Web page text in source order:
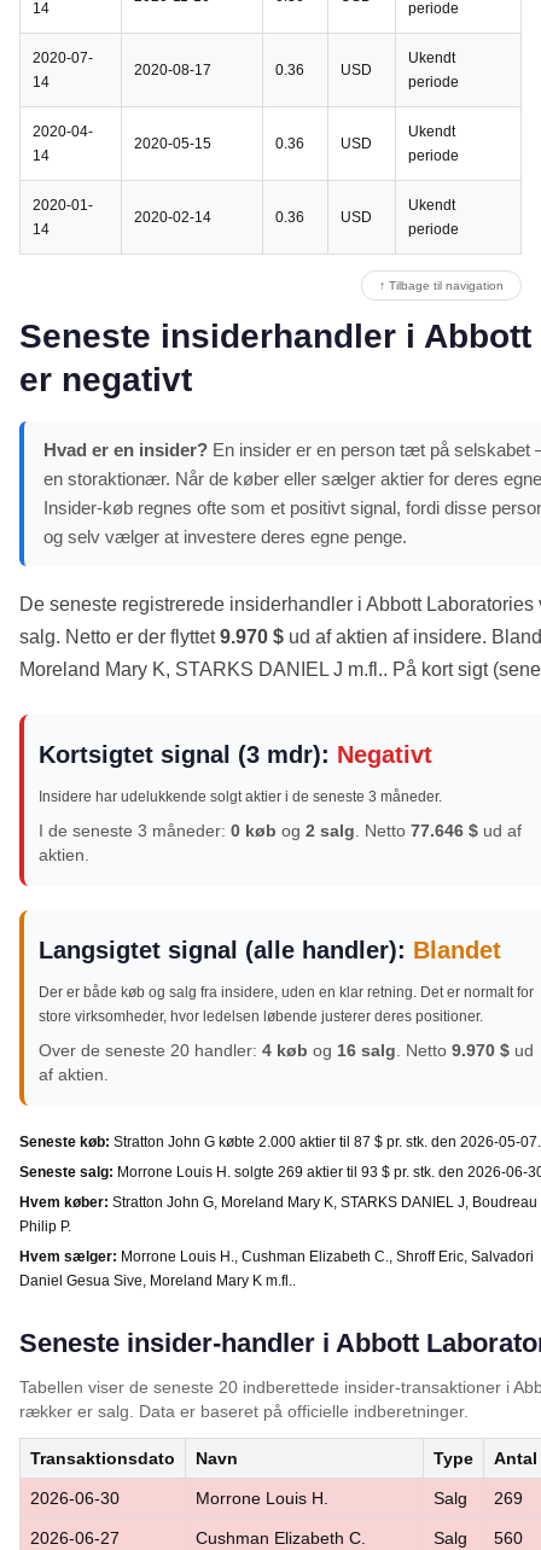
14 periode
2020-07-
14
2020-08-17 0.36 USD
Ukendt
periode
2020-04-
14
2020-05-15 0.36 USD
Ukendt
periode
2020-01-
14
2020-02-14 0.36 USD
Ukendt
periode
↑ Tilbage til navigation
Seneste insiderhandler i
er negativt
Hvad er en insider? En insider er en person tæt på selskabet
en storaktionær. Når de køber eller sælger aktier for deres
Insider-køb regnes ofte som et positivt signal, fordi disse
og selv vælger at investere deres egne penge.
De seneste registrerede insiderhandler i Abbott
salg. Netto er der flyttet9.970 $ ud af aktien af insidere.
Moreland Mary K, STARKS DANIEL J m.fl.. På kort sigt
Kortsigtet signal (3 mdr): Negativt
Insidere har udelukkende solgt aktier i de seneste 3 måneder.
I de seneste 3 måneder: 0 køb og 2 salg. Netto 77.646 $ ud af
aktien.
Langsigtet signal (alle handler): Blandet
Der er både køb og salg fra insidere, uden en klar retning. Det er normalt for
store virksomheder, hvor ledelsen løbende justerer deres positioner.
Over de seneste 20 handler: 4 køb og 16 salg. Netto 9.970 $ ud
af aktien.
Seneste køb: Stratton John G købte 2.000 aktier til 87 $ pr. stk. den 2026-05-07.
Seneste salg: Morrone Louis H. solgte 269 aktier til 93 $ pr. stk. den 2026-06-
Hvem køber: Stratton John G, Moreland Mary K, STARKS DANIEL J, Boudreau
Philip P.
Hvem sælger: Morrone Louis H., Cushman Elizabeth C., Shroff Eric, Salvadori
Daniel Gesua Sive, Moreland Mary K m.fl..
Seneste insider-handler i Abbott
Tabellen viser de seneste 20 indberettede insider-transaktioner i
rækker er salg. Data er baseret på officielle indberetninger.
Transaktionsdato Navn Type Antal
2026-06-30 Morrone Louis H. Salg 269
2026-06-27 Cushman Elizabeth C. Salg 560